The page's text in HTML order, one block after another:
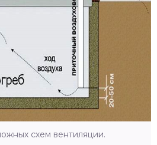
схем вентиляции.